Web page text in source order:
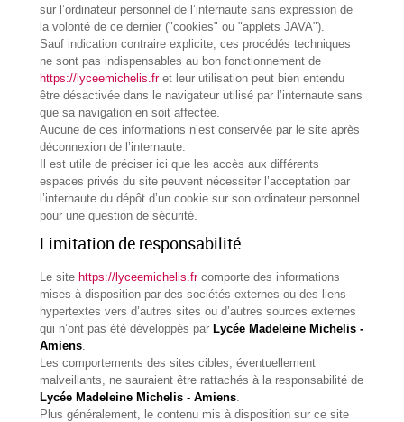
sur l’ordinateur personnel de l’internaute sans expression de
la volonté de ce dernier ("cookies" ou "applets JAVA").
Sauf indication contraire explicite, ces procédés techniques
ne sont pas indispensables au bon fonctionnement de
https://lyceemichelis.fret leur utilisation peut bien entendu
être désactivée dans le navigateur utilisé par l’internaute sans
que sa navigation en soit affectée.
Aucune de ces informations n’est conservée par le site après
déconnexion de l’internaute.
Il est utile de préciser ici que les accès aux différents
espaces privés du site peuvent nécessiter l’acceptation par
l’internaute du dépôt d’un cookie sur son ordinateur personnel
pour une question de sécurité.
Limitation de responsabilité
Le site https://lyceemichelis.frcomporte des informations
mises à disposition par des sociétés externes ou des liens
hypertextes vers d’autres sites ou d’autres sources externes
qui n’ont pas été développés par Lycée Madeleine Michelis -
Amiens.
Les comportements des sites cibles, éventuellement
malveillants, ne sauraient être rattachés à la responsabilité de
Lycée Madeleine Michelis - Amiens.
Plus généralement, le contenu mis à disposition sur ce site